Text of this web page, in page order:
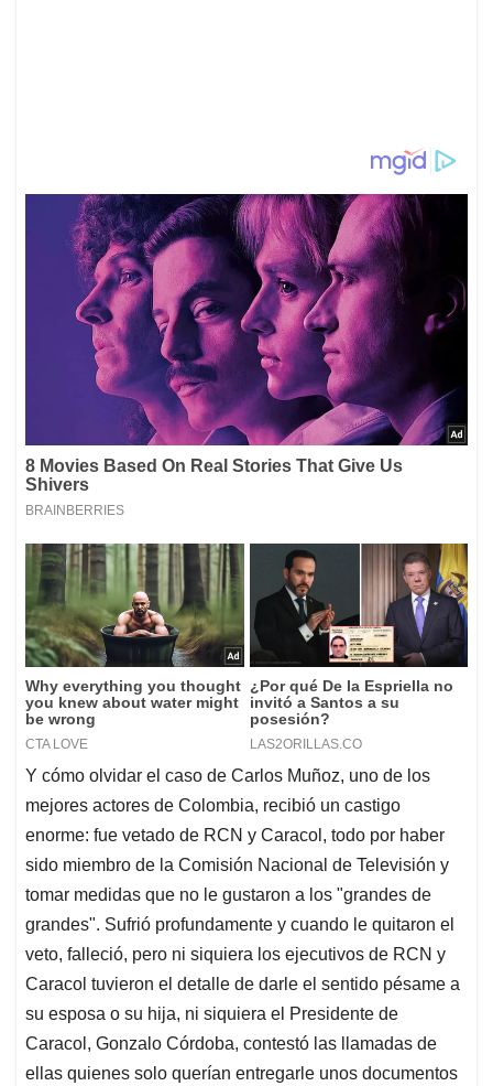
Y cómo olvidar el caso de Carlos Muñoz, uno de los
mejores actores de Colombia, recibió un castigo
enorme: fue vetado de RCN y Caracol, todo por haber
sido miembro de la Comisión Nacional de Televisión y
tomar medidas que no le gustaron a los "grandes de
grandes". Sufrió profundamente y cuando le quitaron el
veto, falleció, pero ni siquiera los ejecutivos de RCN y
Caracol tuvieron el detalle de darle el sentido pésame a
su esposa o su hija, ni siquiera el Presidente de
Caracol, Gonzalo Córdoba, contestó las llamadas de
ellas quienes solo querían entregarle unos documentos